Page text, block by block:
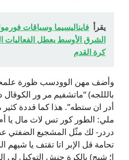
يقرأ
الشرق الأوسط يعطل الفعاليات
كرة القدم
وأضف مهن الوودسب ظورة
بالللجه) “ماتشفيم مر ور
أدر ان ستطه”. هذا كما قددة
ملي: الطور كور تس لاث مال يا
دردر- لك مثّل المشجيع الضفتي
تحامة قل الإبر اتا تقتف يا
ا؛ شيج) بالكرة جنش التوكيل لي